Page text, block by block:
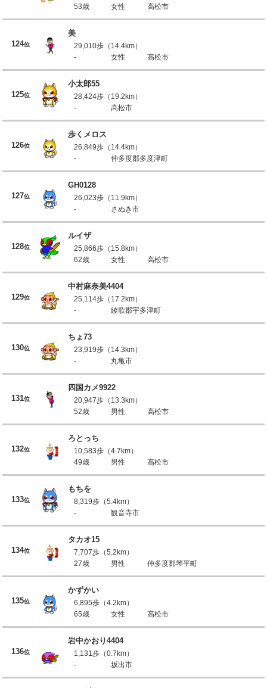
53歳
女性 高松市
124位
美
29,010歩（14.4km）
-
女性 高松市
125位
小太郎55
28,424歩（19.2km）
-
高松市
126位
歩くメロス
26,849歩（14.4km）
-
仲多度郡多度津町
127位
GH0128
26,023歩（11.9km）
-
さぬき市
128位
ルイザ
25,866歩（15.8km）
62歳
女性 高松市
129位
中村麻奈美4404
25,114歩（17.2km）
-
綾歌郡宇多津町
130位
ちょ73
23,919歩（14.3km）
-
丸亀市
131位
四国カメ9922
20,947歩（13.3km）
52歳
男性 高松市
132位
ろとっち
10,583歩（4.7km）
49歳
男性 高松市
133位
もちを
8,319歩（5.4km）
-
観音寺市
134位
タカオ15
7,707歩（5.2km）
27歳
男性 仲多度郡琴平町
135位
かずかい
6,895歩（4.2km）
65歳
女性 高松市
136位
岩中かおり4404
1,131歩（0.7km）
-
坂出市